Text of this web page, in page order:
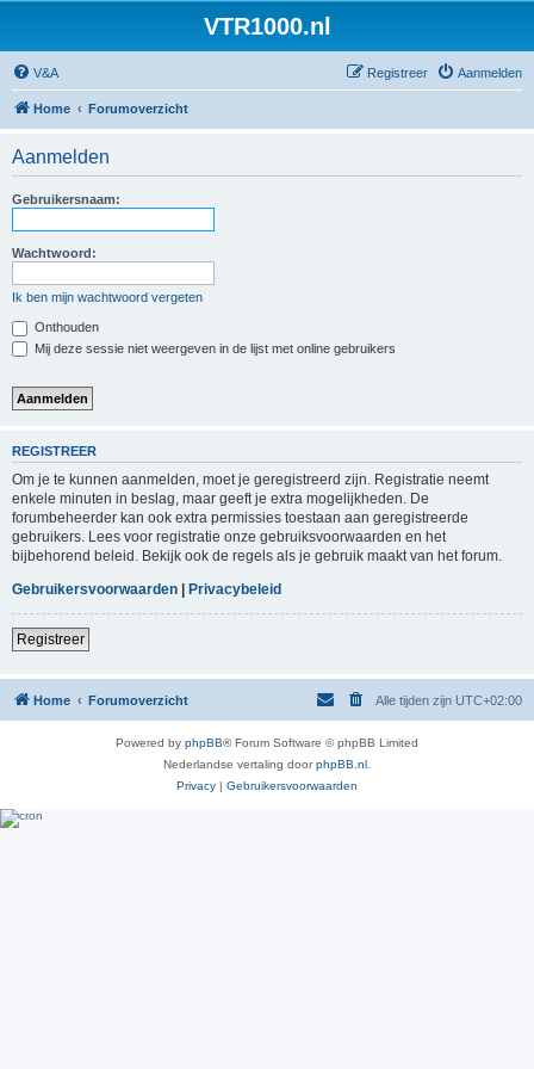
VTR1000.nl
V&A Aanmelden
Registreer
Home Forumoverzicht
Aanmelden
Gebruikersnaam:
Wachtwoord:
Ik ben mijn wachtwoord vergeten
Onthouden
Mij deze sessie niet weergeven in de lijst met online gebruikers
REGISTREER
Om je te kunnen aanmelden, moet je geregistreerd zijn. Registratie neemt
enkele minuten in beslag, maar geeft je extra mogelijkheden. De
forumbeheerder kan ook extra permissies toestaan aan geregistreerde
gebruikers. Lees voor registratie onze gebruiksvoorwaarden en het
bijbehorend beleid. Bekijk ook de regels als je gebruik maakt van het forum.
Gebruikersvoorwaarden | Privacybeleid
Registreer
Home Forumoverzicht Alle tijden zijn UTC+02:00
Powered by phpBB® Forum Software © phpBB Limited
Nederlandse vertaling doorphpBB.nl
Privacy | Gebruikersvoorwaarden